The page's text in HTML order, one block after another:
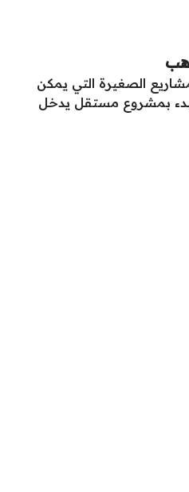
الصغيرة التي يمكن
بمشروع مستقل يدخل